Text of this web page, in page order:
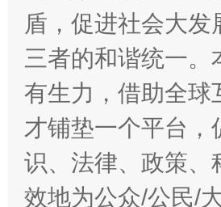
盾，促进社会大
三者的和谐统一
有生力，借助全球
才铺垫一个平台
识、法律、政策、
效地为公众/公民/